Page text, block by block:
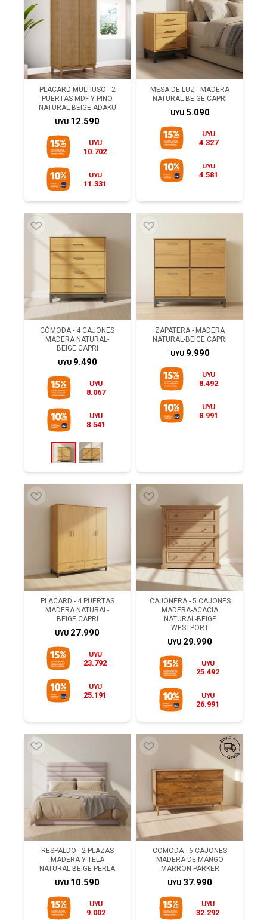
PLACARD MULTIUSO - 2
PUERTAS MDF-Y-PINO
NATURAL-BEIGE ADAKU
UYU 12.590
UYU
10.702
UYU
11.331
MESA DE LUZ - MADERA
NATURAL-BEIGE CAPRI
UYU 5.090
UYU
4.327
UYU
4.581
CÓMODA - 4 CAJONES
MADERA NATURAL-
BEIGE CAPRI
UYU 9.490
UYU
8.067
UYU
8.541
ZAPATERA - MADERA
NATURAL-BEIGE CAPRI
UYU 9.990
UYU
8.492
UYU
8.991
PLACARD - 4 PUERTAS
MADERA NATURAL-
BEIGE CAPRI
UYU 27.990
UYU
23.792
UYU
25.191
CAJONERA - 5 CAJONES
MADERA-ACACIA
NATURAL-BEIGE
WESTPORT
UYU 29.990
UYU
25.492
UYU
26.991
RESPALDO - 2 PLAZAS
MADERA-Y-TELA
NATURAL-BEIGE PERLA
UYU 10.590
UYU
9.002
COMODA - 6 CAJONES
MADERA-DE-MANGO
MARRON PARKER
UYU 37.990
UYU
32.292